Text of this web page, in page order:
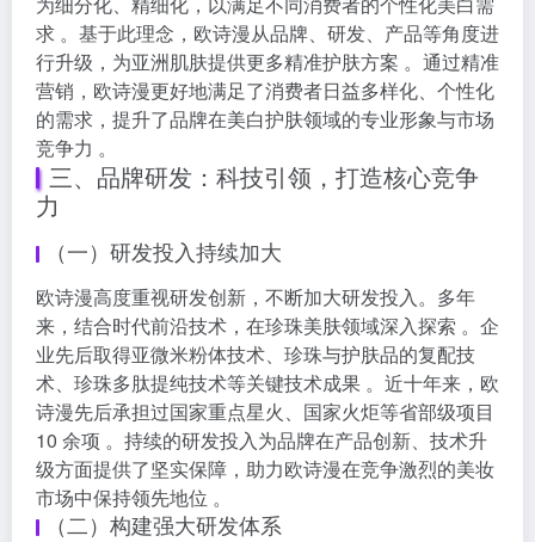
求 。基于此理念，欧诗漫从品牌、研发、产品等角度进
行升级，为亚洲肌肤提供更多精准护肤方案 。通过精准
营销，欧诗漫更好地满足了消费者日益多样化、个性化
的需求，提升了品牌在美白护肤领域的专业形象与市场
竞争力 。
三、品牌研发：科技引领，打造核心竞争
力
（一）研发投入持续加大
欧诗漫高度重视研发创新，不断加大研发投入。多年
来，结合时代前沿技术，在珍珠美肤领域深入探索 。企
业先后取得亚微米粉体技术、珍珠与护肤品的复配技
术、珍珠多肽提纯技术等关键技术成果 。近十年来，欧
诗漫先后承担过国家重点星火、国家火炬等省部级项目
10 余项 。持续的研发投入为品牌在产品创新、技术升
级方面提供了坚实保障，助力欧诗漫在竞争激烈的美妆
市场中保持领先地位 。
（二）构建强大研发体系